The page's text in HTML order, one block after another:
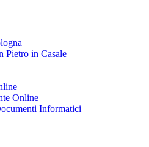
di secondo livello
Pietro in Casale
menù di secondo livello
Online
Informatici
menù di secondo livello